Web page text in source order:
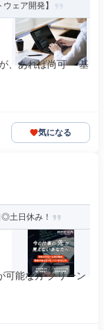
ェア開発】
、あれば尚可 ・基
気になる
土日休み！
可能な方 クリーン